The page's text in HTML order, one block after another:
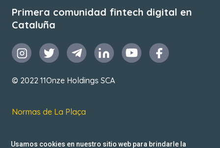
Primera comunidad fintech digital en
Cataluña
© 2022 11Onze Holdings SCA
Normas de La Plaça
Usamos cookies en nuestro sitio web para brindarle la